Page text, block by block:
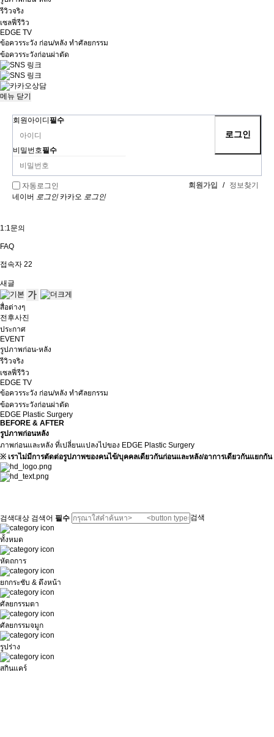
รีวิวจริง
เซลฟี่รีวิว
EDGE TV
ข้อควรระวัง ก่อน/หลัง ทำศัลยกรรม
ข้อควรระวังก่อนผ่าตัด
메뉴 닫기
회원아이디 필수
비밀번호필수
자동로그인 회원가입 / 정보찾기
네이버 로그인 카카오 로그인
1:1문의
FAQ
접속자 22
새글
สื่อต่างๆ
전후사진
ประกาศ
EVENT
รูปภาพก่อน-หลัง
รีวิวจริง
เซลฟี่รีวิว
EDGE TV
ข้อควรระวัง ก่อน/หลัง ทำศัลยกรรม
ข้อควรระวังก่อนผ่าตัด
EDGE Plastic Surgery
BEFORE & AFTER
รูปภาพก่อนหลัง
ภาพก่อนและหลัง ที่เปลี่ยนแปลงไปของ EDGE Plastic Surgery
※ เราไม่มีการตัดต่อรูปภาพของคนไข้/บุคคลเดียวกันก่อนและหลัง/อาการเดียวกันแยกกัน
검색대상 검색어 필수 검색
ทั้งหมด
หัตถการ
ยกกระชับ & ดึงหน้า
ศัลยกรรมตา
ศัลยกรรมจมูก
รูปร่าง
สกินแคร์